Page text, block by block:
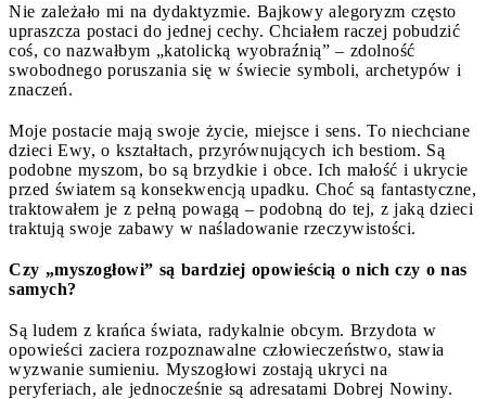
Nie zależało mi na dydaktyzmie. Bajkowy alegoryzm często
upraszcza postaci do jednej cechy. Chciałem raczej pobudzić
coś, co nazwałbym „katolicką wyobraźnią” – zdolność
swobodnego poruszania się w świecie symboli, archetypów i
znaczeń.
Moje postacie mają swoje życie, miejsce i sens. To niechciane
dzieci Ewy, o kształtach, przyrównujących ich bestiom. Są
podobne myszom, bo są brzydkie i obce. Ich małość i ukrycie
przed światem są konsekwencją upadku. Choć są fantastyczne,
traktowałem je z pełną powagą – podobną do tej, z jaką dzieci
traktują swoje zabawy w naśladowanie rzeczywistości.
Czy „myszogłowi” są bardziej opowieścią o nich czy o nas
samych?
Są ludem z krańca świata, radykalnie obcym. Brzydota w
opowieści zaciera rozpoznawalne człowieczeństwo, stawia
wyzwanie sumieniu. Myszogłowi zostają ukryci na
peryferiach, ale jednocześnie są adresatami Dobrej Nowiny.